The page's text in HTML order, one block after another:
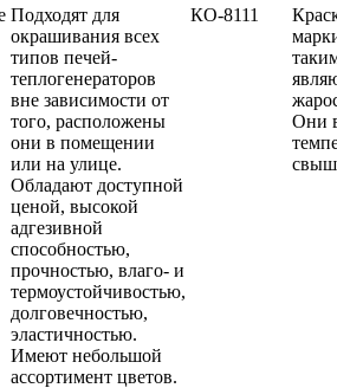
Подходят для
окрашивания всех
типов печей-
теплогенераторов
вне зависимости от
того, расположены
они в помещении
или на улице.
Обладают доступной
ценой, высокой
адгезивной
способностью,
прочностью, влаго- и
термоустойчивостью,
долговечностью,
эластичностью.
Имеют небольшой
ассортимент цветов.
КО-8111
Они